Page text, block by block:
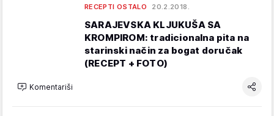
RECEPTI OSTALO 20.2.2018.
SARAJEVSKA KLJUKUŠA SA
KROMPIROM: tradicionalna pita na
starinski način za bogat doručak
(RECEPT + FOTO)
Komentariši